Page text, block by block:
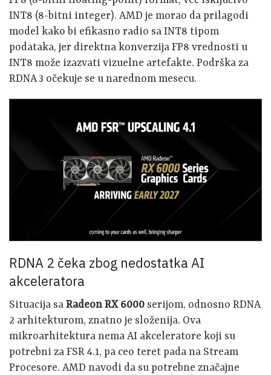
INT8 (8-bitni integer). AMD je morao da prilagodi
model kako bi efikasno radio sa INT8 tipom
podataka, jer direktna konverzija FP8 vrednosti u
INT8 može izazvati vizuelne artefakte. Podrška za
RDNA 3 očekuje se u narednom mesecu.
RDNA 2 čeka zbog nedostatka AI
akceleratora
Situacija sa Radeon RX 6000 serijom, odnosno RDNA
2 arhitekturom, znatno je složenija. Ova
mikroarhitektura nema AI akceleratore koji su
potrebni za FSR 4.1, pa ceo teret pada na Stream
Procesore. AMD navodi da su potrebne značajne